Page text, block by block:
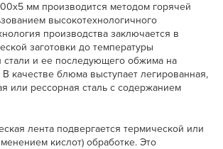
мм производится методом горячей
высокотехнологичного
производства заключается в
заготовки до температуры
стали и ее последующего обжима на
В качестве блюма выступает легированная,
или рессорная сталь с содержанием
лента подвергается термической или
кислот) обработке. Это